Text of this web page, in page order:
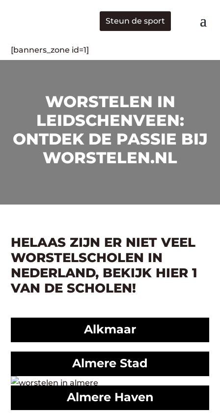
Steun de sport
[banners_zone id=1]
WORSTELEN IN
LEIDSCHENVEEN:
ONTDEK DE PASSIE BIJ
WORSTELEN.NL
HELAAS ZIJN ER NIET VEEL
WORSTELSCHOLEN IN
NEDERLAND, BEKIJK HIER 1
VAN DE SCHOLEN!
Alkmaar
Almere Stad
Almere Haven